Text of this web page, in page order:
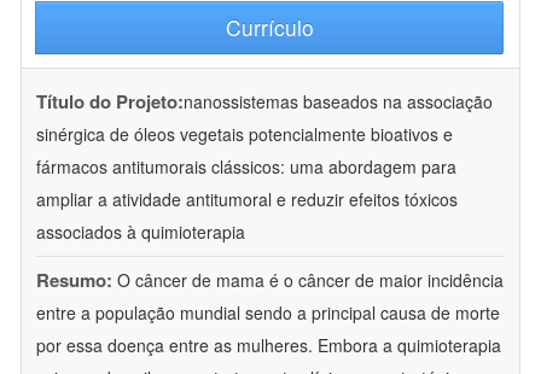
Currículo
Título do Projeto:nanossistemas baseados na associação
sinérgica de óleos vegetais potencialmente bioativos e
fármacos antitumorais clássicos: uma abordagem para
ampliar a atividade antitumoral e reduzir efeitos tóxicos
associados à quimioterapia
Resumo: O câncer de mama é o câncer de maior incidência
entre a população mundial sendo a principal causa de morte
por essa doença entre as mulheres. Embora a quimioterapia